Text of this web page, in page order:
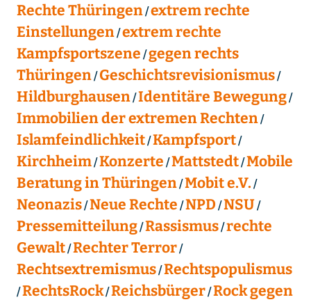
Rechte Thüringen extrem rechte
Einstellungen extrem rechte
Kampfsportszene gegen rechts
Thüringen Geschichtsrevisionismus
Hildburghausen Identitäre Bewegung
Immobilien der extremen Rechten
Islamfeindlichkeit Kampfsport
Kirchheim Konzerte Mattstedt Mobile
Beratung in Thüringen Mobit e.V.
Neonazis Neue Rechte NPD NSU
Pressemitteilung Rassismus rechte
Gewalt Rechter Terror
Rechtsextremismus Rechtspopulismus
RechtsRock Reichsbürger Rock gegen